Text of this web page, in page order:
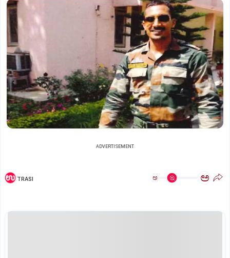
ADVERTISEMENT
TRASI ಅ ಅ